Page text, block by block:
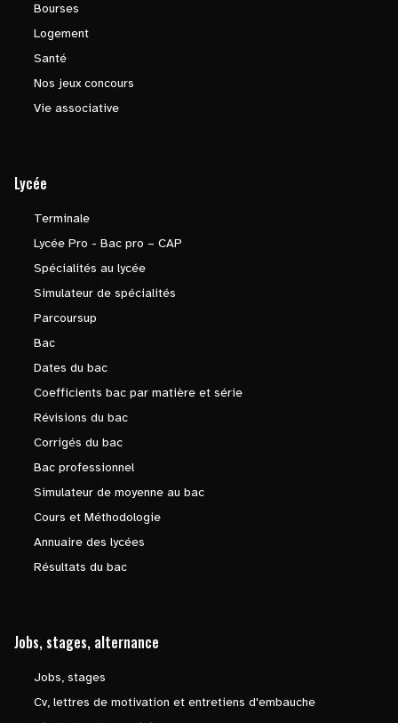
Bourses
Logement
Santé
Nos jeux concours
Vie associative
Lycée
Terminale
Lycée Pro - Bac pro – CAP
Spécialités au lycée
Simulateur de spécialités
Parcoursup
Bac
Dates du bac
Coefficients bac par matière et série
Révisions du bac
Corrigés du bac
Bac professionnel
Simulateur de moyenne au bac
Cours et Méthodologie
Annuaire des lycées
Résultats du bac
Jobs, stages, alternance
Jobs, stages
Cv, lettres de motivation et entretiens d'embauche